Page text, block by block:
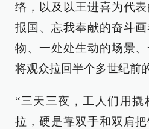
络，以及以王进喜为代
报国、忘我奉献的奋斗
物、一处处生动的场景
将观众拉回半个多世纪前
“三天三夜，工人们用撬
拉，硬是靠双手和双肩